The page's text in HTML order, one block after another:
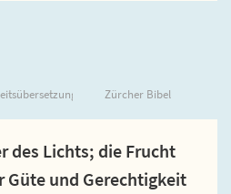
Zürcher Bibel
des Lichts; die Frucht
Güte und Gerechtigkeit